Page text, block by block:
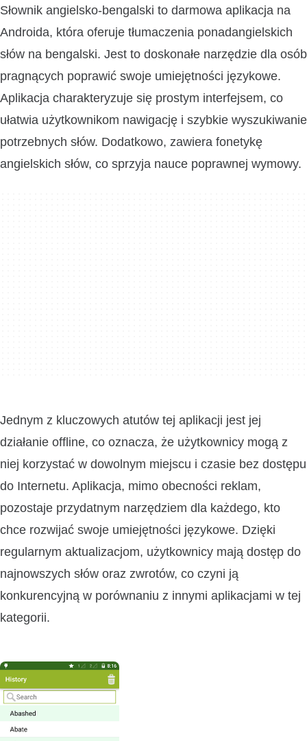
Słownik angielsko-bengalski to darmowa aplikacja na
Androida, która oferuje tłumaczenia ponadangielskich
słów na bengalski. Jest to doskonałe narzędzie dla osób
pragnących poprawić swoje umiejętności językowe.
Aplikacja charakteryzuje się prostym interfejsem, co
ułatwia użytkownikom nawigację i szybkie wyszukiwanie
potrzebnych słów. Dodatkowo, zawiera fonetykę
angielskich słów, co sprzyja nauce poprawnej wymowy.
Jednym z kluczowych atutów tej aplikacji jest jej
działanie offline, co oznacza, że użytkownicy mogą z
niej korzystać w dowolnym miejscu i czasie bez dostępu
do Internetu. Aplikacja, mimo obecności reklam,
pozostaje przydatnym narzędziem dla każdego, kto
chce rozwijać swoje umiejętności językowe. Dzięki
regularnym aktualizacjom, użytkownicy mają dostęp do
najnowszych słów oraz zwrotów, co czyni ją
konkurencyjną w porównaniu z innymi aplikacjami w tej
kategorii.